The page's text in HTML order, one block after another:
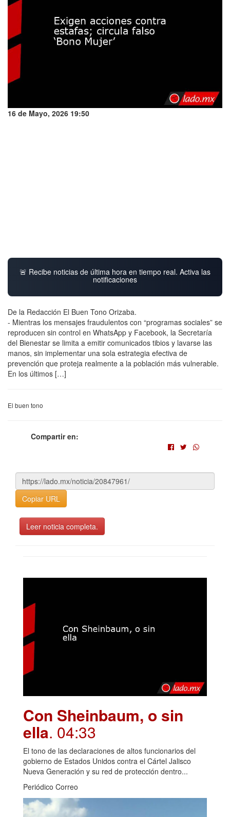
16 de Mayo, 2026 19:50
🚨 Recibe noticias de última hora en tiempo real. Activa las
notificaciones
De la Redacción El Buen Tono Orizaba.
- Mientras los mensajes fraudulentos con “programas sociales” se
reproducen sin control en WhatsApp y Facebook, la Secretaría
del Bienestar se limita a emitir comunicados tibios y lavarse las
manos, sin implementar una sola estrategia efectiva de
prevención que proteja realmente a la población más vulnerable.
En los últimos […]
El buen tono
Compartir en:
Copiar URL
Leer noticia completa.
Con Sheinbaum, o sin
ella. 04:33
El tono de las declaraciones de altos funcionarios del
gobierno de Estados Unidos contra el Cártel Jalisco
Nueva Generación y su red de protección dentro...
Periódico Correo